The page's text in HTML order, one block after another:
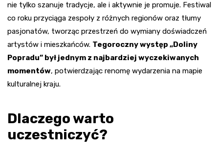
nie tylko szanuje tradycje, ale i aktywnie je promuje. Festiwal
co roku przyciąga zespoły z różnych regionów oraz tłumy
pasjonatów, tworząc przestrzeń do wymiany doświadczeń
artystów i mieszkańców. Tegoroczny występ „Doliny
Popradu” był jednym z najbardziej wyczekiwanych
momentów, potwierdzając renomę wydarzenia na mapie
kulturalnej kraju.
Dlaczego warto
uczestniczyć?